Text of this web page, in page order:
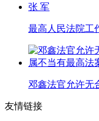
最高人民法院工
邓鑫法官允许无
友情链接